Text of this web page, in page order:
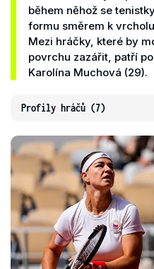
během něhož se
formu směrem k
Mezi hráčky, které by
povrchu zazářit, patří
Karolína Muchová (29).
Profily hráčů (7)